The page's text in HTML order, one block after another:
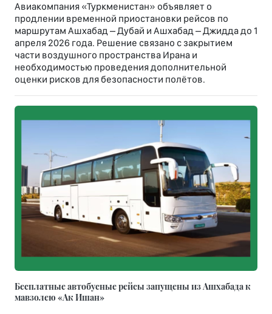
Авиакомпания «Туркменистан» объявляет о
продлении временной приостановки рейсов по
маршрутам Ашхабад – Дубай и Ашхабад – Джидда до 1
апреля 2026 года. Решение связано с закрытием
части воздушного пространства Ирана и
необходимостью проведения дополнительной
оценки рисков для безопасности полётов.
Бесплатные автобусные рейсы запущены из Ашхабада к
мавзолею «Ак Ишан»